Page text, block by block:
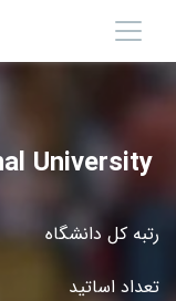
رتبه کل دانشگاه
تعداد اساتید
University